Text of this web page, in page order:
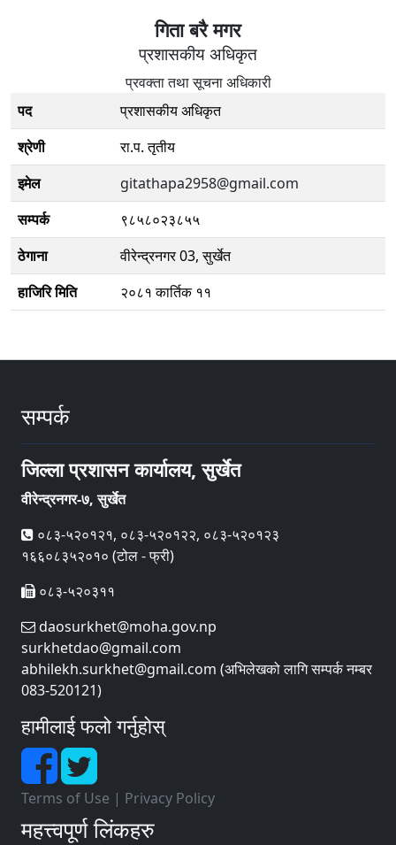
गिता बरै मगर
प्रशासकीय अधिकृत
प्रवक्ता तथा सूचना अधिकारी
पद
प्रशासकीय अधिकृत
श्रेणी
रा.प. तृतीय
इमेल
gitathapa2958@gmail.com
सम्पर्क
९८५८०२३८५५
ठेगाना
वीरेन्द्रनगर 03, सुर्खेत
हाजिरि मिति
२०८१ कार्तिक ११
सम्पर्क
जिल्ला प्रशासन कार्यालय, सुर्खेत
वीरेन्द्रनगर-७, सुर्खेत
०८३-५२०१२१, ०८३-५२०१२२, ०८३-५२०१२३
१६६०८३५२०१० (टोल - फ्री)
०८३-५२०३११
daosurkhet@moha.gov.np
surkhetdao@gmail.com
abhilekh.surkhet@gmail.com (अभिलेखको लागि सम्पर्क नम्बर
083-520121)
हामीलाई फलो गर्नुहोस्
Terms of Use | Privacy Policy
महत्त्वपूर्ण लिंकहरु